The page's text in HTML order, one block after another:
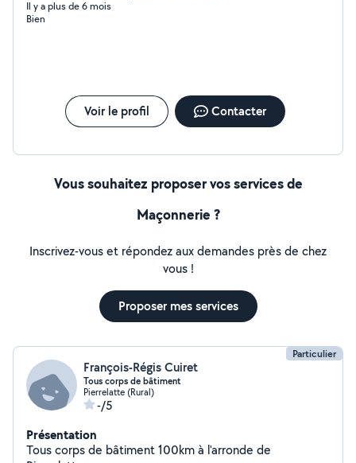
Il y a plus de 6 mois
Bien
Voir le profil Contacter
Vous souhaitez proposer vos services de
Maçonnerie ?
Inscrivez-vous et répondez aux demandes près de chez
vous !
Proposer mes services
Particulier
François-Régis Cuiret
Tous corps de bâtiment
Pierrelatte (Rural)
-/5
Présentation
Tous corps de bâtiment 100km à l'arronde de